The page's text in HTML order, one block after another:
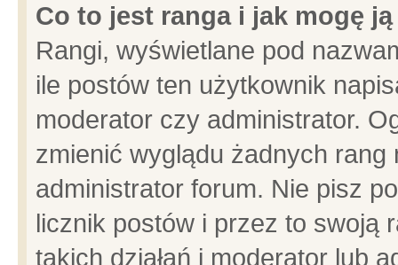
Co to jest ranga i jak mogę
Rangi, wyświetlane pod
ile postów ten użytkownik
moderator czy administrator.
zmienić wyglądu żadnych
administrator forum. Nie pisz
licznik postów i przez to swoją
takich działań i moderator lub